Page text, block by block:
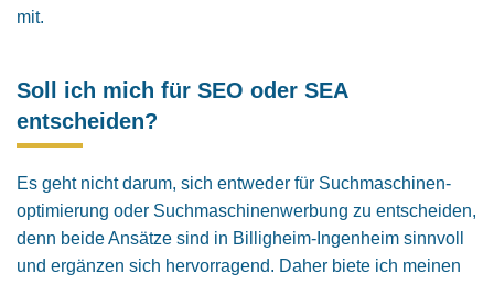
mit.
Soll ich mich für SEO oder SEA
entscheiden?
Es geht nicht darum, sich entweder für Suchmaschinen­
optimierung oder Suchmaschinenwerbung zu entscheiden,
denn beide Ansätze sind in Billigheim-Ingenheim sinnvoll
und ergänzen sich hervorragend. Daher biete ich meinen